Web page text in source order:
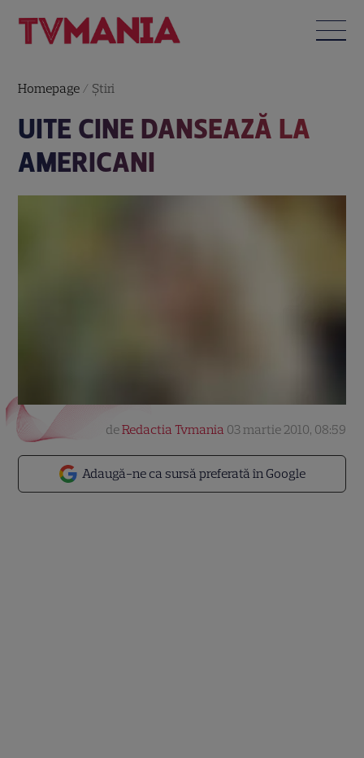
Homepage / Știri
UITE CINE DANSEAZĂ LA
AMERICANI
Adaugă-ne ca sursă preferată în Google
deRedactia Tvmania 03 martie 2010, 08:59